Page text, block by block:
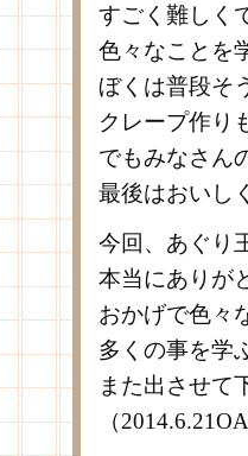
すごく難しく
色々なことを
ぼくは普段そ
クレープ作り
でもみなさん
最後はおいし
今回、あぐり
本当にありが
おかげで色々
多くの事を学
また出させて
（